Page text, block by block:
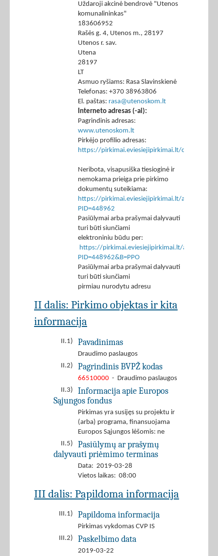
Uždaroji akcinė bendrovė "Utenos
komunalininkas"
183606952
Rašės g. 4, Utenos m., 28197
Utenos r. sav.
Utena
28197
LT
Asmuo ryšiams: Rasa Slavinskienė
Telefonas: +370 38963806
El. paštas: rasa@utenoskom.lt
Interneto adresas (-ai):
Pagrindinis adresas:
www.utenoskom.lt
Pirkėjo profilio adresas:
https://pirkimai.eviesiejipirkimai.lt/ctm/
Neribota, visapusiška tiesioginė ir
nemokama prieiga prie pirkimo
dokumentų suteikiama:
https://pirkimai.eviesiejipirkimai.lt/app/rfq/
PID=448962
Pasiūlymai arba prašymai dalyvauti
turi būti siunčiami
elektroniniu būdu per:
https://pirkimai.eviesiejipirkimai.lt/app/rfq/
PID=448962&B=PPO
Pasiūlymai arba prašymai dalyvauti
turi būti siunčiami
pirmiau nurodytu adresu
II dalis: Pirkimo objektas ir kita
informacija
II.1) Pavadinimas
Draudimo paslaugos
II.2)
Pagrindinis BVPŽ kodas
66510000 - Draudimo paslaugos
II.3)
Informacija apie Europos
Sąjungos fondus
Pirkimas yra susijęs su projektu ir
(arba) programa, finansuojama
Europos Sąjungos lėšomis: ne
II.5)
Pasiūlymų ar prašymų
dalyvauti priėmimo terminas
Data: 2019-03-28
Vietos laikas: 08:00
III dalis: Papildoma informacija
III.1) Papildoma informacija
Pirkimas vykdomas CVP IS
III.2)
Paskelbimo data
2019-03-22